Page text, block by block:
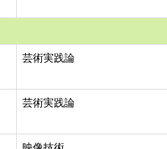
芸術実践論
芸術実践論